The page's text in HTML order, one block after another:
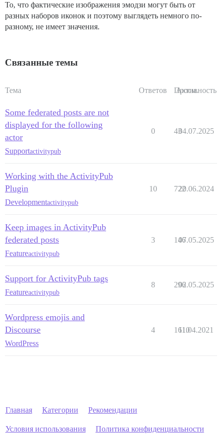
То, что фактические изображения эмодзи могут быть от
разных наборов иконок и поэтому выглядеть немного по-
разному, не имеет значения.
Связанные темы
Тема Ответов Просм.
Активность
Some federated posts are not
displayed for the following
actor
Supportactivitypub
0 4304.07.2025
Working with the ActivityPub
Plugin
Developmentactivitypub
10 722
20.06.2024
Keep images in ActivityPub
federated posts
Featureactivitypub
3 146
07.05.2025
Support for ActivityPub tags
Featureactivitypub
8 296
02.05.2025
Wordpress emojis and
Discourse
WordPress
4 1610
11.04.2021
Главная Категории Рекомендации
Условия использования Политика конфиденциальности